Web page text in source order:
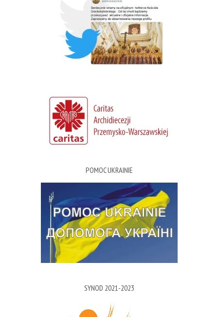
POMOC UKRAINIE
SYNOD 2021-2023